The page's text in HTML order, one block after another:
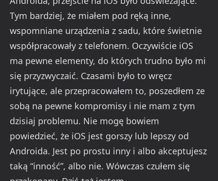
Tym bardziej, że miałem pod ręką inne,
wspomniane urządzenia z sadu, które świetnie
współpracowały z telefonem. Oczywiście iOS
ma pewne elementy, do których trudno było mi
się przyzwyczaić. Czasami było to wręcz
irytujące, ale przepracowałem to, poszedłem ze
sobą na pewne kompromisy i nie mam z tym
dzisiaj problemu. Nie mogę bowiem
powiedzieć, że iOS jest gorszy lub lepszy od
Androida. Jest po prostu inny i albo akceptujesz
taką “inność”, albo nie. Wówczas czułem się